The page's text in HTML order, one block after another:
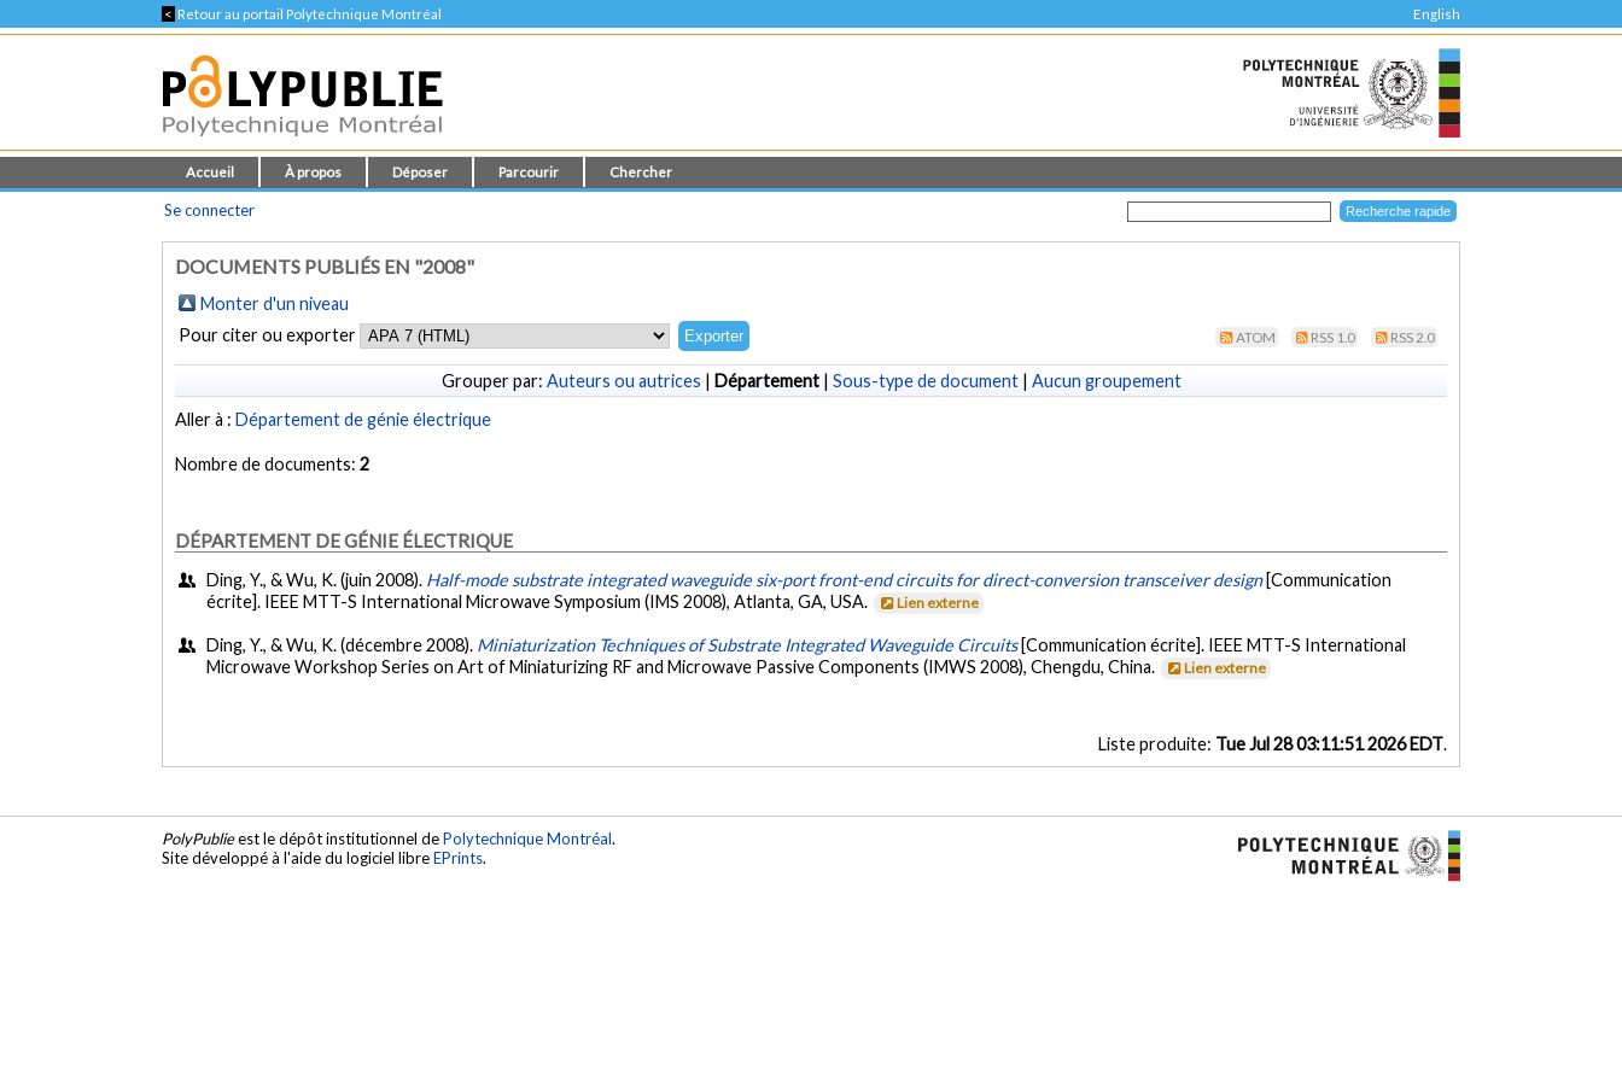
< Retour au portail Polytechnique Montréal English
Accueil À propos Déposer Parcourir Chercher
Se connecter
DOCUMENTS PUBLIÉS EN "2008"
Monter d'un niveau
Pour citer ou exporter
ATOM RSS 1.0 RSS 2.0
Grouper par: Auteurs ou autrices | Département| Sous-type de document| Aucun groupement
Aller à :Département de génie électrique
Nombre de documents:2
DÉPARTEMENT DE GÉNIE ÉLECTRIQUE
Ding, Y., & Wu, K. (juin 2008). Half-mode substrate integrated waveguide six-port front-end circuits for direct-conversion transceiver design [Communication
écrite]. IEEE MTT-S International Microwave Symposium (IMS 2008), Atlanta, GA, USA.
Lien externe
Ding, Y., & Wu, K. (décembre 2008). Miniaturization Techniques of Substrate Integrated Waveguide Circuits [Communication écrite]. IEEE MTT-S International
Microwave Workshop Series on Art of Miniaturizing RF and Microwave Passive Components (IMWS 2008), Chengdu, China.
Lien externe
Liste produite: Tue Jul 28 03:11:51 2026 EDT.
PolyPublieest le dépôt institutionnel dePolytechnique Montréal.
Site développé à l'aide du logiciel libreEPrints.